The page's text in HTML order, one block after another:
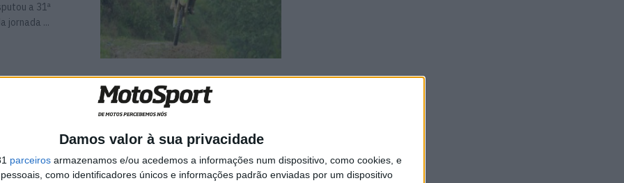
Damos valor à sua privacidade
parceiros armazenamos e/ou acedemos a informações num dispositivo, como cookies, e
como identificadores únicos e informações padrão enviadas por um dispositivo
a 31ª
jornada ...
do
do Todo-
...